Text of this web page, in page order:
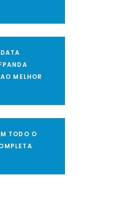
MELHOR
TODO O